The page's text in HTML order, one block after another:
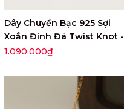
Dây Chuyền Bạc 925 Sợi
Xoắn Đính Đá Twist Knot -
VCN500
1.090.000₫